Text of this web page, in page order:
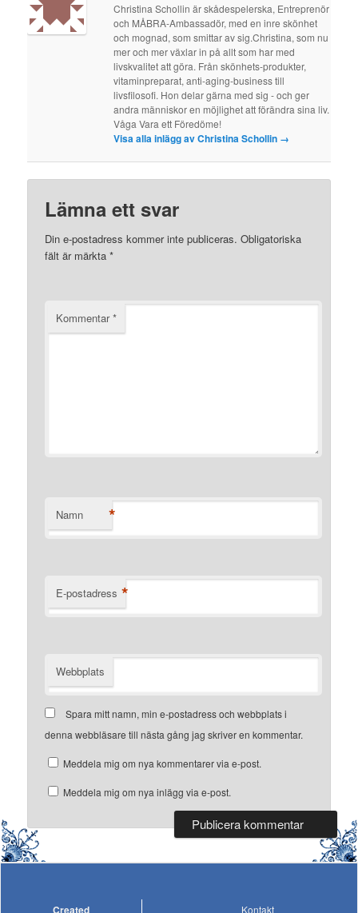
Christina Schollin är skådespelerska, Entreprenör
och MÅBRA-Ambassadör, med en inre skönhet
och mognad, som smittar av sig.Christina, som nu
mer och mer växlar in på allt som har med
livskvalitet att göra. Från skönhets-produkter,
vitaminpreparat, anti-aging-business till
livsfilosofi. Hon delar gärna med sig - och ger
andra människor en möjlighet att förändra sina liv.
Våga Vara ett Föredöme!
Visa alla inlägg av Christina Schollin →
Lämna ett svar
Din e-postadress kommer inte publiceras. Obligatoriska
fält är märkta*
Kommentar*
Namn *
E-postadress *
Webbplats
Spara mitt namn, min e-postadress och webbplats i
denna webbläsare till nästa gång jag skriver en kommentar.
Meddela mig om nya kommentarer via e-post.
Meddela mig om nya inlägg via e-post.
Created Kontakt